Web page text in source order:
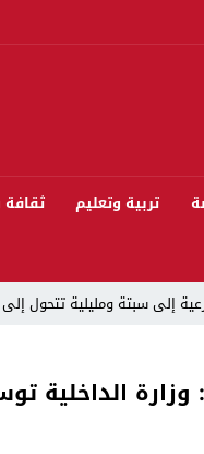
تربية وتعليم
إلى سبتة ومليلية تتحول
ورشا بيئيا بغابة
بوخلخال تيفلت يجمع
الداخلية